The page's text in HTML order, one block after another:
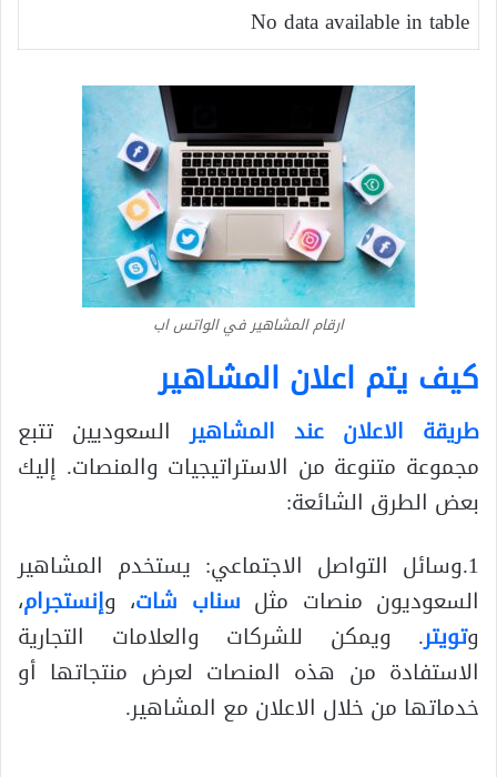
No data available in table
ارقام المشاهير في الواتس اب
كيف يتم اعلان المشاهير
طريقة الاعلان عند المشاهير السعوديين تتبع
مجموعة متنوعة من الاستراتيجيات والمنصات. إليك
بعض الطرق الشائعة:
1.وسائل التواصل الاجتماعي: يستخدم المشاهير
السعوديون منصات مثل سناب شات، وإنستجرام،
وتويتر. ويمكن للشركات والعلامات التجارية
الاستفادة من هذه المنصات لعرض منتجاتها أو
خدماتها من خلال الاعلان مع المشاهير.